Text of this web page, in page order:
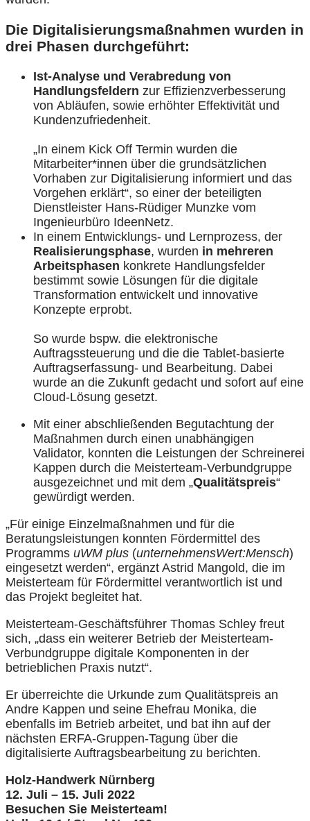
Die Digitalisierungsmaßnahmen wurden in
drei Phasen durchgeführt:
Ist-Analyse und Verabredung von
Handlungsfeldern zur Effizienzverbesserung
von Abläufen, sowie erhöhter Effektivität und
Kundenzufriedenheit.
„In einem Kick Off Termin wurden die
Mitarbeiter*innen über die grundsätzlichen
Vorhaben zur Digitalisierung informiert und das
Vorgehen erklärt“, so einer der beteiligten
Dienstleister Hans-Rüdiger Munzke vom
Ingenieurbüro IdeenNetz.
In einem Entwicklungs- und Lernprozess, der
Realisierungsphase, wurden in mehreren
Arbeitsphasen konkrete Handlungsfelder
bestimmt sowie Lösungen für die digitale
Transformation entwickelt und innovative
Konzepte erprobt.
So wurde bspw. die elektronische
Auftragssteuerung und die die Tablet-basierte
Auftragserfassung- und Bearbeitung. Dabei
wurde an die Zukunft gedacht und sofort auf eine
Cloud-Lösung gesetzt.
Mit einer abschließenden Begutachtung der
Maßnahmen durch einen unabhängigen
Validator, konnten die Leistungen der Schreinerei
Kappen durch die Meisterteam-Verbundgruppe
ausgezeichnet und mit dem „Qualitätspreis“
gewürdigt werden.
„Für einige Einzelmaßnahmen und für die
Beratungsleistungen konnten Fördermittel des
Programms uWM plus (unternehmensWert:Mensch)
eingesetzt werden“, ergänzt Astrid Mangold, die im
Meisterteam für Fördermittel verantwortlich ist und
das Projekt begleitet hat.
Meisterteam-Geschäftsführer Thomas Schley freut
sich, „dass ein weiterer Betrieb der Meisterteam-
Verbundgruppe digitale Komponenten in der
betrieblichen Praxis nutzt“.
Er überreichte die Urkunde zum Qualitätspreis an
Andre Kappen und seine Ehefrau Monika, die
ebenfalls im Betrieb arbeitet, und bat ihn auf der
nächsten ERFA-Gruppen-Tagung über die
digitalisierte Auftragsbearbeitung zu berichten.
Holz-Handwerk Nürnberg
12. Juli – 15. Juli 2022
Besuchen Sie Meisterteam!